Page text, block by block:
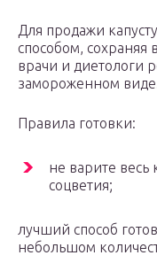
Для продажи
способом, сохраняя
врачи и диетологи
замороженном
Правила готовки:
не варите весь
соцветия;
лучший способ
небольшом